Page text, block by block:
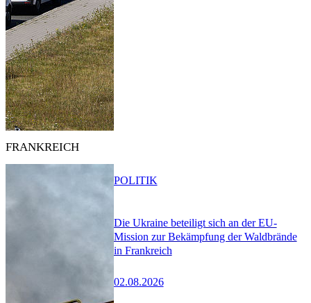
FRANKREICH
Die Ukraine beteiligt sich an der EU-
Mission zur Bekämpfung der Waldbrände
in Frankreich
02.08.2026
POLITIK